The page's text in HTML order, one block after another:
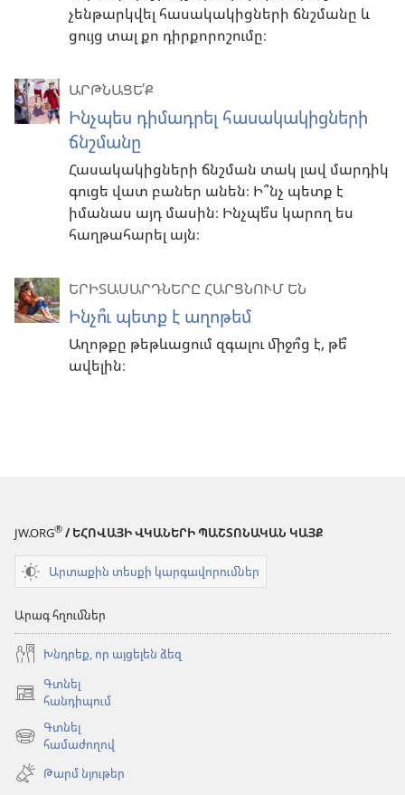
չենթարկվել հասակակիցների ճնշմանը և
ցույց տալ քո դիրքորոշումը։
ԱՐԹՆԱՑԵ՛Ք
Ինչպես դիմադրել հասակակիցների
ճնշմանը
Հասակակիցների ճնշման տակ լավ մարդիկ
գուցե վատ բաներ անեն։ Ի՞նչ պետք է
իմանաս այդ մասին։ Ինչպե՞ս կարող ես
հաղթահարել այն։
ԵՐԻՏԱՍԱՐԴՆԵՐԸ ՀԱՐՑՆՈՒՄ ԵՆ
Ինչո՞ւ պետք է աղոթեմ
Աղոթքը թեթևացում զգալու միջո՞ց է, թե՞
ավելին։
JW.ORG® / ԵՀՈՎԱՅԻ ՎԿԱՆԵՐԻ ՊԱՇՏՈՆԱԿԱՆ ԿԱՅՔ
Արտաքին տեսքի կարգավորումներ
Արագ հղումներ
Խնդրեք, որ այցելեն ձեզ
Գտնել
հանդիպում
(բացվում
նոր
պատուհան)
Գտնել
համաժողով
(բացվում
նոր
Թարմ նյութեր